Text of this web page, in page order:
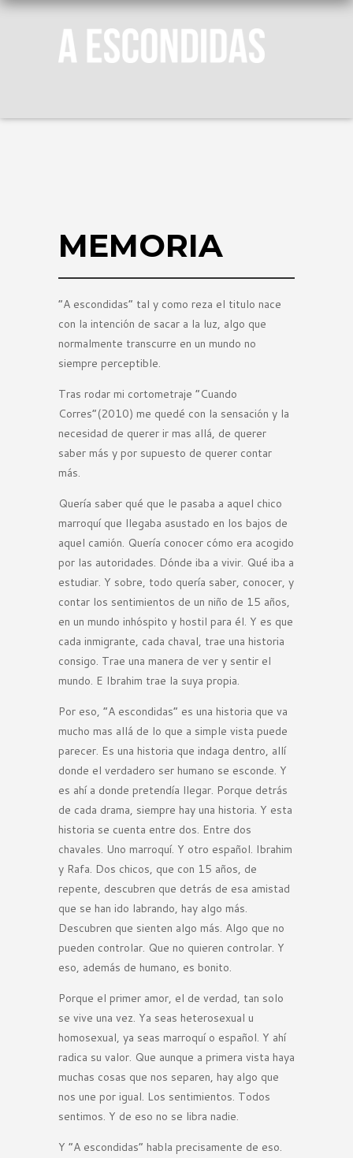
MEMORIA
“A escondidas” tal y como reza el titulo nace
con la intención de sacar a la luz, algo que
normalmente transcurre en un mundo no
siempre perceptible.
Tras rodar mi cortometraje “Cuando
Corres”(2010) me quedé con la sensación y la
necesidad de querer ir mas allá, de querer
saber más y por supuesto de querer contar
más.
Quería saber qué que le pasaba a aquel chico
marroquí que llegaba asustado en los bajos de
aquel camión. Quería conocer cómo era acogido
por las autoridades. Dónde iba a vivir. Qué iba a
estudiar. Y sobre, todo quería saber, conocer, y
contar los sentimientos de un niño de 15 años,
en un mundo inhóspito y hostil para él. Y es que
cada inmigrante, cada chaval, trae una historia
consigo. Trae una manera de ver y sentir el
mundo. E Ibrahim trae la suya propia.
Por eso, “A escondidas” es una historia que va
mucho mas allá de lo que a simple vista puede
parecer. Es una historia que indaga dentro, allí
donde el verdadero ser humano se esconde. Y
es ahí a donde pretendía llegar. Porque detrás
de cada drama, siempre hay una historia. Y esta
historia se cuenta entre dos. Entre dos
chavales. Uno marroquí. Y otro español. Ibrahim
y Rafa. Dos chicos, que con 15 años, de
repente, descubren que detrás de esa amistad
que se han ido labrando, hay algo más.
Descubren que sienten algo más. Algo que no
pueden controlar. Que no quieren controlar. Y
eso, además de humano, es bonito.
Porque el primer amor, el de verdad, tan solo
se vive una vez. Ya seas heterosexual u
homosexual, ya seas marroquí o español. Y ahí
radica su valor. Que aunque a primera vista haya
muchas cosas que nos separen, hay algo que
nos une por igual. Los sentimientos. Todos
sentimos. Y de eso no se libra nadie.
Y “A escondidas” habla precisamente de eso.